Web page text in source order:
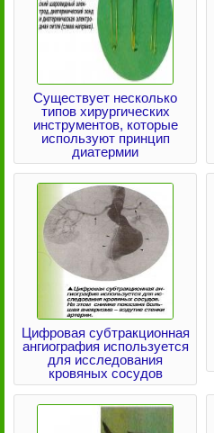
Существует несколько
типов хирургических
инструментов, которые
используют принцип
диатермии
Цифровая субтракционная
ангиография используется
для исследования
кровяных сосудов